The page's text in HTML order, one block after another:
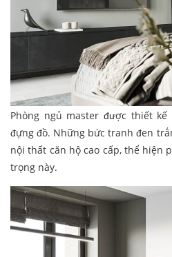
Phòng ngủ master được thiết
đựng đồ. Những bức tranh đen
nội thất căn hộ cao cấp, thể hiện
trọng này.